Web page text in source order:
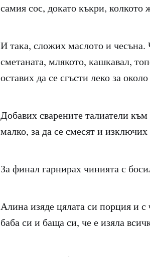
самия сос, докато къкри, колкото
И така, сложих маслото и чесъна.
сметаната, млякото, кашкавал,
оставих да се сгъсти леко за
Добавих сварените талиатели
малко, за да се смесят и изключих
За финал гарнирах чинията с
Алина изяде цялата си порция и с
баба си и баща си, че е изяла